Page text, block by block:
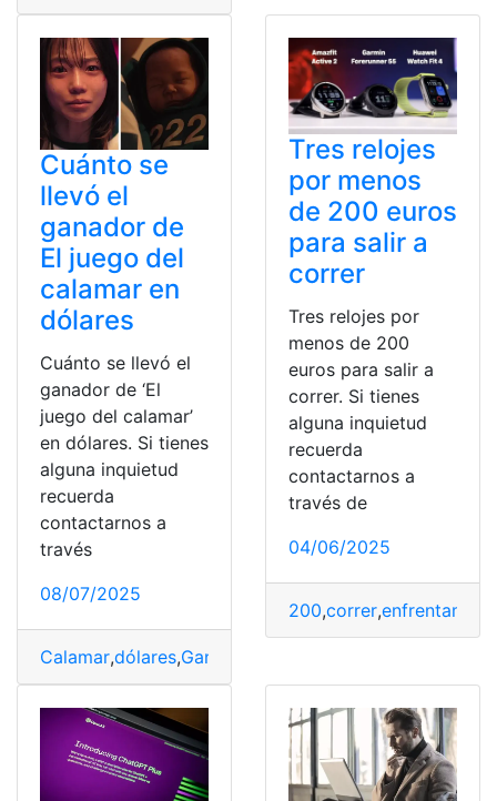
Cuánto se
llevó el
ganador de
El juego del
calamar en
dólares
Cuánto se llevó el
ganador de ‘El
juego del calamar’
en dólares. Si tienes
alguna inquietud
recuerda
contactarnos a
través
08/07/2025
Calamar,dólares,Ganador
Tres relojes
por menos
de 200 euros
para salir a
correr
Tres relojes por
menos de 200
euros para salir a
correr. Si tienes
alguna inquietud
recuerda
contactarnos a
través de
04/06/2025
200,correr,enfrentamos